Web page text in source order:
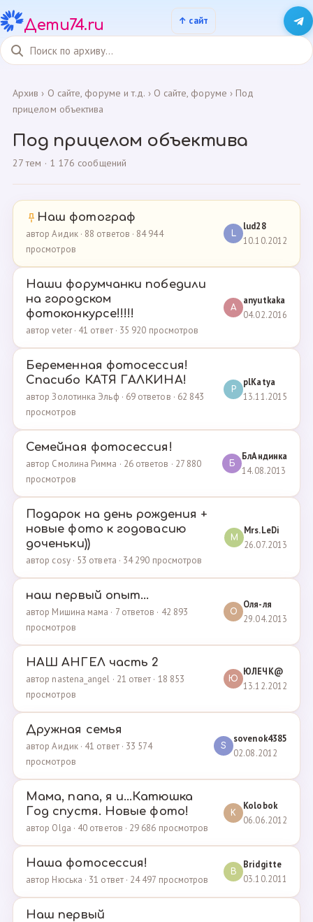
Дети74.ru
Архив › О сайте, форуме и т.д. › О сайте, форуме › Под
прицелом объектива
Под прицелом объектива
27 тем · 1 176 сообщений
Наш фотограф
автор Аидик · 88 ответов · 84 944
просмотров
L
lud28
10.10.2012
Наши форумчанки победили
на городском
фотоконкурсе!!!!!
автор veter · 41 ответ · 35 920 просмотров
A
anyutkaka
04.02.2016
Беременная фотосессия!
Спасибо КАТЯ ГАЛКИНА!
автор Золотинка Эльф · 69 ответов · 62 843
просмотров
P
plKatya
13.11.2015
Семейная фотосессия!
автор Смолина Римма · 26 ответов · 27 880
просмотров
Б
БлАндинка
14.08.2013
Подарок на день рождения +
новые фото к годовасию
доченьки))
автор cosy · 53 ответа · 34 290 просмотров
M
Mrs.LeDi
26.07.2013
наш первый опыт...
автор Мишина мама · 7 ответов · 42 893
просмотров
О
Оля-ля
29.04.2013
НАШ АНГЕЛ часть 2
автор nastena_angel · 21 ответ · 18 853
просмотров
Ю
ЮЛЕЧК@
13.12.2012
Дружная семья
автор Аидик · 41 ответ · 33 574
просмотров
S
sovenok4385
02.08.2012
Мама, папа, я и...Катюшка
Год спустя. Новые фото!
автор Olga · 40 ответов · 29 686 просмотров
K
Kolobok
06.06.2012
Наша фотосессия!
автор Нюська · 31 ответ · 24 497 просмотров
B
Bridgitte
03.10.2011
Наш первый